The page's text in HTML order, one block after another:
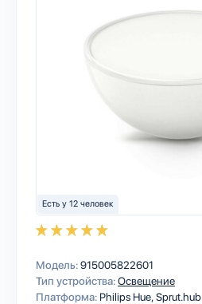
Есть у 12 человек
Модель:915005822601
Тип устройства:Освещение
Платформа: Philips HueSprut.hub